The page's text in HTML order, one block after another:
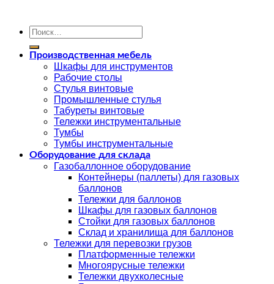
Искать:
Производственная мебель
Шкафы для инструментов
Рабочие столы
Стулья винтовые
Промышленные стулья
Табуреты винтовые
Тележки инструментальные
Тумбы
Тумбы инструментальные
Оборудование для склада
Газобаллонное оборудование
Контейнеры (паллеты) для газовых
баллонов
Тележки для баллонов
Шкафы для газовых баллонов
Стойки для газовых баллонов
Склад и хранилища для баллонов
Тележки для перевозки грузов
Платформенные тележки
Многоярусные тележки
Тележки двухколесные